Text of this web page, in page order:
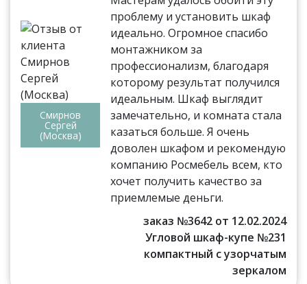
Смирнов
Сергей
(Москва)
проблему и установить шкаф
идеально. Огромное спасибо
монтажником за
профессионализм, благодаря
которому результат получился
идеальным. Шкаф выглядит
замечательно, и комната стала
казаться больше. Я очень
доволен шкафом и рекомендую
компанию Росмебель всем, кто
хочет получить качество за
приемлемые деньги.
заказ №3642 от 12.02.2024
Угловой шкаф-купе №231
компактный с узорчатым
зеркалом